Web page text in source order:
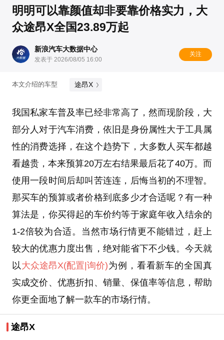
明明可以靠颜值却非要靠价格实力，大
众途昂X全国23.89万起
新浪汽车大数据中心
发表于 2026/08/05 16:00
关注
本文介绍的车型 途昂X
我国私家车普及率已经非常高了，然而现阶段，大
部分人对于汽车消费，依旧是身份属性大于工具属
性的消费选择，在这个趋势下，大多数人买车都越
看越贵，本来预算20万左右结果最后花了40万。而
使用一段时间后却叫苦连连，后悔当初的不理智。
那买车的预算或者价格到底多少才合适呢？有一种
算法是，你买得起的车价约等于家庭年收入结余的
1-2倍较为合适。当然市场行情更不能错过，赶上
较大的优惠力度出售，绝对能省下不少钱。今天就
以 大众途昂X(配置|询价)为例，看看新车的全国真
实成交价、优惠折扣、销量、保值率等信息，帮助
你更全面地了解一款车的市场行情。
途昂X